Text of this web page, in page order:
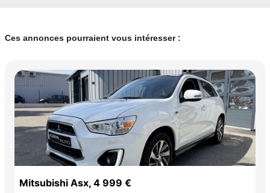
Ces annonces pourraient vous intéresser :
Mitsubishi Asx, 4 999 €